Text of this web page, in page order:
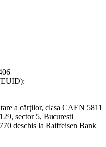
a cărţilor, clasa CAEN 5811
sector 5, Bucuresti
deschis la Raiffeisen Bank